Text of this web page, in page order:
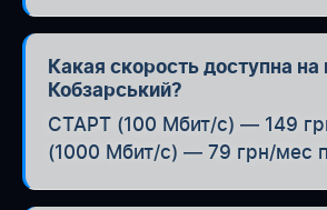
Какая скорость доступна на
Кобзарський?
СТАРТ (100 Мбит/с) — 149
(1000 Мбит/с) — 79 грн/мес